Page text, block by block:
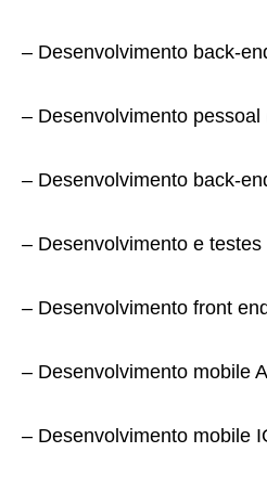
– Desenvolvimento back-
– Desenvolvimento pessoal
– Desenvolvimento back-
– Desenvolvimento e testes
– Desenvolvimento front
– Desenvolvimento mobile
– Desenvolvimento mobile